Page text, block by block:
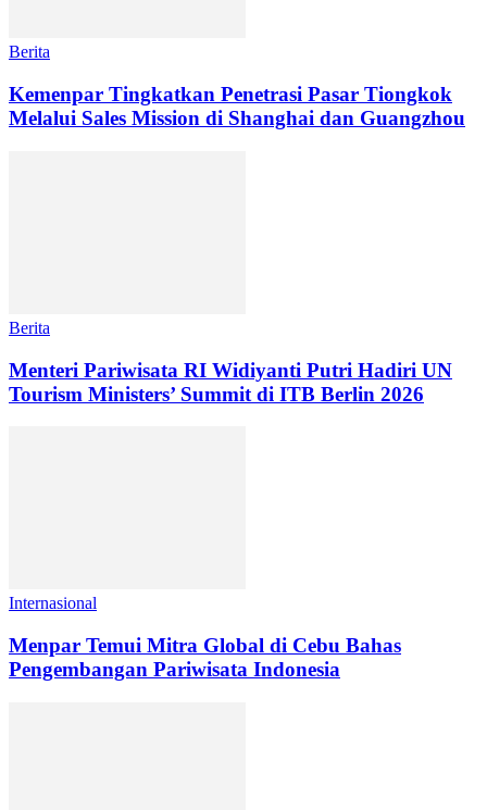
Berita
Kemenpar Tingkatkan Penetrasi Pasar Tiongkok
Melalui Sales Mission di Shanghai dan Guangzhou
Berita
Menteri Pariwisata RI Widiyanti Putri Hadiri UN
Tourism Ministers’ Summit di ITB Berlin 2026
Internasional
Menpar Temui Mitra Global di Cebu Bahas
Pengembangan Pariwisata Indonesia